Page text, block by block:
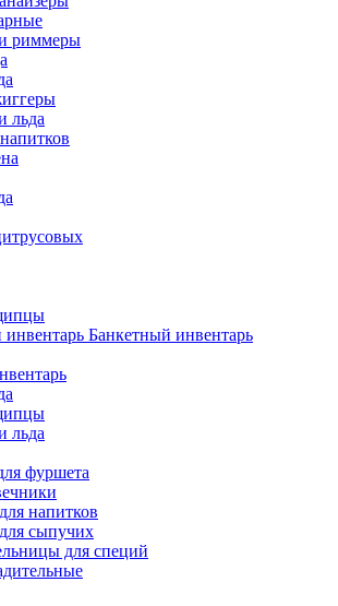
риммеры
льда
Банкетный инвентарь
льда
фуршета
напитков
сыпучих
для специй